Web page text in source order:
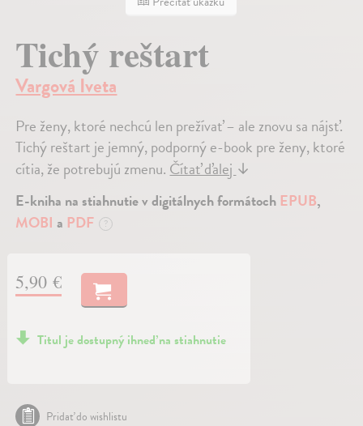
Tichý reštart
Vargová Iveta
Pre ženy, ktoré nechcú len prežívať – ale znovu sa nájsť.
Tichý reštart je jemný, podporný e-book pre ženy, ktoré
cítia, že potrebujú zmenu.Čítať ďalej↓
E-kniha na stiahnutie v digitálnych formátoch EPUB,
MOBI a PDF ?
5,90 €
Titul je dostupný ihneď na stiahnutie
Pridať do wishlistu